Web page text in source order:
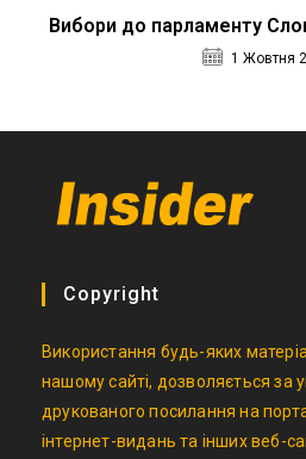
Вибори до парламенту
1 Жовтня
Copyright
Використання будь-яких
нашому сайті, дозволяється за
друкованого посилання на
інтернет-видань та інших веб-